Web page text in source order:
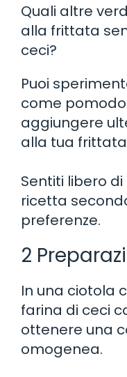
Quali altre
alla frittata
ceci?
Puoi
come
aggiungere
alla tua
Sentiti libero
ricetta
preferenze.
2
In una ciotola
farina di ceci
ottenere una
omogenea.